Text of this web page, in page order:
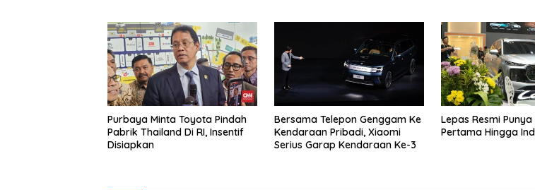
Purbaya Minta Toyota Pindah
Pabrik Thailand Di RI, Insentif
Disiapkan
Bersama Telepon Genggam Ke
Kendaraan Pribadi, Xiaomi
Serius Garap Kendaraan Ke-3
Lepas Resmi
Pertama Hingga